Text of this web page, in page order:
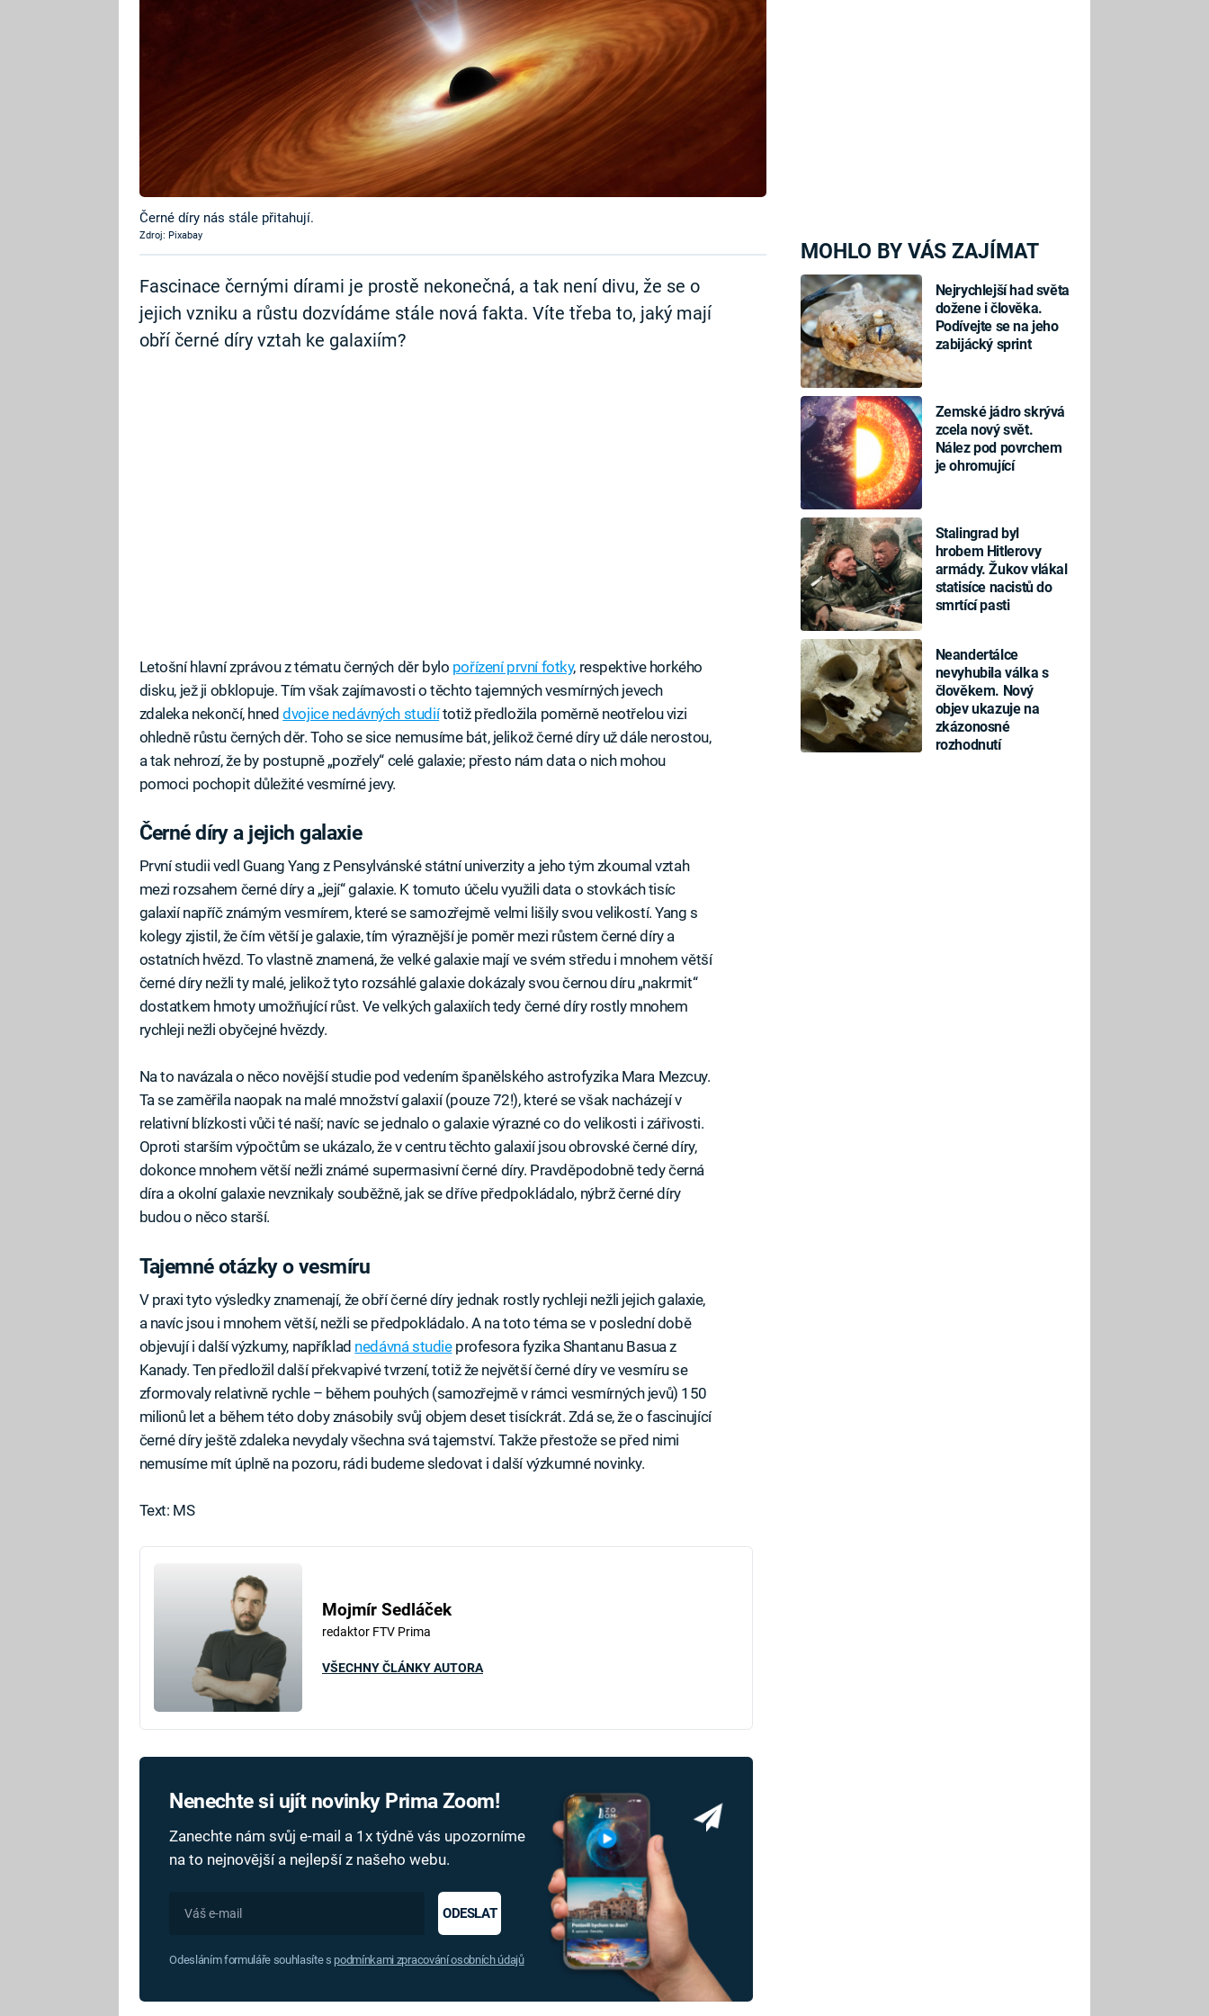
MOHLO BY VÁS ZAJÍMAT
Nejrychlejší had světa
dožene i člověka.
Podívejte se na jeho
zabijácký sprint
Zemské jádro skrývá
zcela nový svět.
Nález pod povrchem
je ohromující
Stalingrad byl
hrobem Hitlerovy
armády. Žukov vlákal
statisíce nacistů do
smrtící pasti
Neandertálce
nevyhubila válka s
člověkem. Nový
objev ukazuje na
zkázonosné
rozhodnutí
Černé díry nás stále přitahují.
Zdroj: Pixabay
Fascinace černými dírami je prostě nekonečná, a tak není divu, že se o
jejich vzniku a růstu dozvídáme stále nová fakta. Víte třeba to, jaký mají
obří černé díry vztah ke galaxiím?
Letošní hlavní zprávou z tématu černých děr bylo pořízení první fotky, respektive horkého
disku, jež ji obklopuje. Tím však zajímavosti o těchto tajemných vesmírných jevech
zdaleka nekončí, hneddvojice nedávných studiítotiž předložila poměrně neotřelou vizi
ohledně růstu černých děr. Toho se sice nemusíme bát, jelikož černé díry už dále nerostou,
a tak nehrozí, že by postupně „pozřely“ celé galaxie; přesto nám data o nich mohou
pomoci pochopit důležité vesmírné jevy.
Černé díry a jejich galaxie
První studii vedl Guang Yang z Pensylvánské státní univerzity a jeho tým zkoumal vztah
mezi rozsahem černé díry a „její“ galaxie. K tomuto účelu využili data o stovkách tisíc
galaxií napříč známým vesmírem, které se samozřejmě velmi lišily svou velikostí. Yang s
kolegy zjistil, že čím větší je galaxie, tím výraznější je poměr mezi růstem černé díry a
ostatních hvězd. To vlastně znamená, že velké galaxie mají ve svém středu i mnohem větší
černé díry nežli ty malé, jelikož tyto rozsáhlé galaxie dokázaly svou černou díru „nakrmit“
dostatkem hmoty umožňující růst. Ve velkých galaxiích tedy černé díry rostly mnohem
rychleji nežli obyčejné hvězdy.
Na to navázala o něco novější studie pod vedením španělského astrofyzika Mara Mezcuy.
Ta se zaměřila naopak na malé množství galaxií (pouze 72!), které se však nacházejí v
relativní blízkosti vůči té naší; navíc se jednalo o galaxie výrazné co do velikosti i zářivosti.
Oproti starším výpočtům se ukázalo, že v centru těchto galaxií jsou obrovské černé díry,
dokonce mnohem větší nežli známé supermasivní černé díry. Pravděpodobně tedy černá
díra a okolní galaxie nevznikaly souběžně, jak se dříve předpokládalo, nýbrž černé díry
budou o něco starší.
Tajemné otázky o vesmíru
V praxi tyto výsledky znamenají, že obří černé díry jednak rostly rychleji nežli jejich galaxie,
a navíc jsou i mnohem větší, nežli se předpokládalo. A na toto téma se v poslední době
objevují i další výzkumy, například nedávná studieprofesora fyzika Shantanu Basua z
Kanady. Ten předložil další překvapivé tvrzení, totiž že největší černé díry ve vesmíru se
zformovaly relativně rychle – během pouhých (samozřejmě v rámci vesmírných jevů) 150
milionů let a během této doby znásobily svůj objem deset tisíckrát. Zdá se, že o fascinující
černé díry ještě zdaleka nevydaly všechna svá tajemství. Takže přestože se před nimi
nemusíme mít úplně na pozoru, rádi budeme sledovat i další výzkumné novinky.
Text: MS
Mojmír Sedláček
redaktor FTV Prima
VŠECHNY ČLÁNKY AUTORA
Nenechte si ujít novinky Prima Zoom!
Zanechte nám svůj e-mail a 1x týdně vás upozorníme
na to nejnovější a nejlepší z našeho webu.
ODESLAT
Odesláním formuláře souhlasíte s podmínkami zpracování osobních údajů